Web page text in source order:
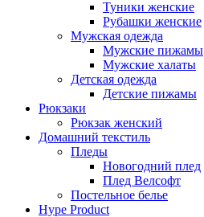
Туники женские
Рубашки женские
Мужская одежда
Мужские пижамы
Мужские халаты
Детская одежда
Детские пижамы
Рюкзаки
Рюкзак женский
Домашний текстиль
Пледы
Новогодний плед
Плед Велсофт
Постельное белье
Hype Product